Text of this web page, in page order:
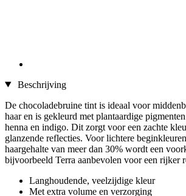
Beschrijving
De chocoladebruine tint is ideaal voor
haar en is gekleurd met plantaardige
henna en indigo. Dit zorgt voor een zachte
glanzende reflecties. Voor lichtere
haargehalte van meer dan 30% wordt een
bijvoorbeeld Terra aanbevolen voor een rijker
Langhoudende, veelzijdige kleur
Met extra volume en verzorging